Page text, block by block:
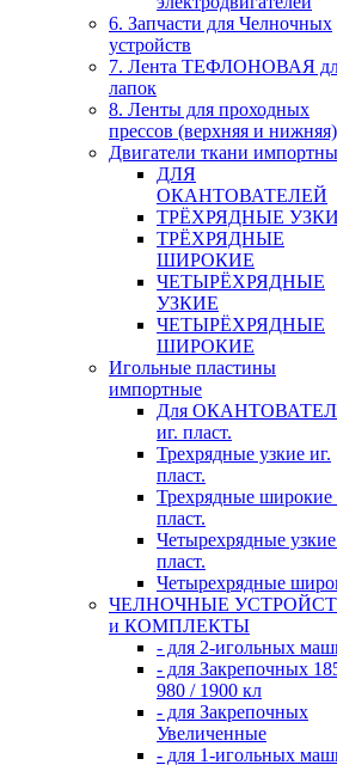
6. Запчасти для Челночных
устройств
7. Лента ТЕФЛОНОВАЯ
лапок
8. Ленты для проходных
прессов (верхняя и нижняя)
Двигатели ткани
ДЛЯ
ОКАНТОВАТЕЛЕЙ
ТРЁХРЯДНЫЕ
ТРЁХРЯДНЫЕ
ШИРОКИЕ
ЧЕТЫРЁХРЯДНЫЕ
УЗКИЕ
ЧЕТЫРЁХРЯДНЫЕ
ШИРОКИЕ
Игольные пластины
импортные
Для
иг. пласт.
Трехрядные узкие иг.
пласт.
Трехрядные широкие
пласт.
Четырехрядные узкие
пласт.
Четырехрядные
ЧЕЛНОЧНЫЕ
и КОМПЛЕКТЫ
- для 2-игольных
- для Закрепочных
980 / 1900 кл
- для Закрепочных
Увеличенные
- для 1-игольных